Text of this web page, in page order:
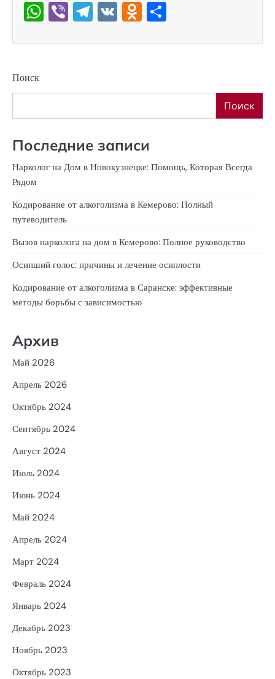
WhatsApp
ViberTelegram
VKOdnoklassniki
Поиск
Поиск
Последние записи
Нарколог на Дом в Новокузнецке: Помощь, Которая Всегда
Рядом
Кодирование от алкоголизма в Кемерово: Полный
путеводитель
Вызов нарколога на дом в Кемерово: Полное руководство
Осипший голос: причины и лечение осиплости
Кодирование от алкоголизма в Саранске: эффективные
методы борьбы с зависимостью
Архив
Май 2026
Апрель 2026
Октябрь 2024
Сентябрь 2024
Август 2024
Июль 2024
Июнь 2024
Май 2024
Апрель 2024
Март 2024
Февраль 2024
Январь 2024
Декабрь 2023
Ноябрь 2023
Октябрь 2023